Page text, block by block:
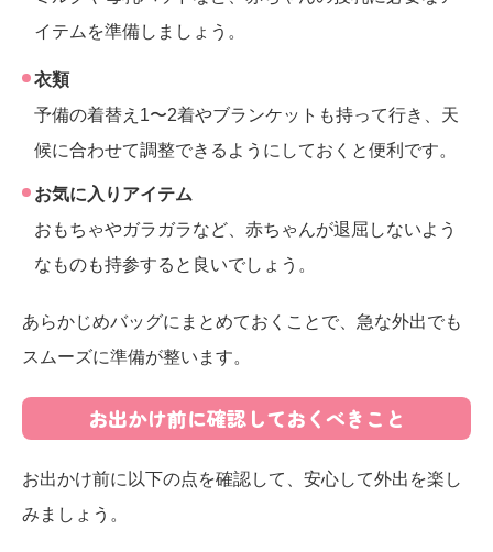
イテムを準備しましょう。
衣類
予備の着替え1〜2着やブランケットも持って行き、天
候に合わせて調整できるようにしておくと便利です。
お気に入りアイテム
おもちゃやガラガラなど、赤ちゃんが退屈しないよう
なものも持参すると良いでしょう。
あらかじめバッグにまとめておくことで、急な外出でも
スムーズに準備が整います。
お出かけ前に確認しておくべきこと
お出かけ前に以下の点を確認して、安心して外出を楽し
みましょう。